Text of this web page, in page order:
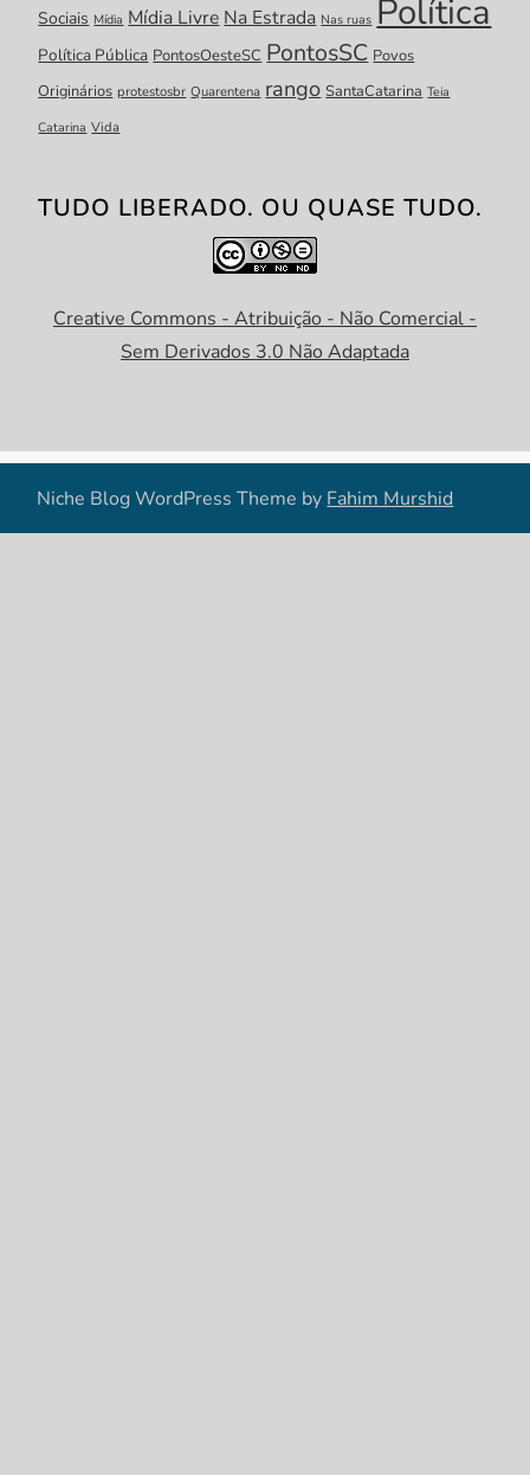
Sociais Mídia Mídia LivreNa Estrada Nas ruas Política
Política Pública PontosOesteSC PontosSC Povos
Originários protestosbr Quarentena rango SantaCatarina Teia
Catarina Vida
TUDO LIBERADO. OU QUASE TUDO.
Creative Commons - Atribuição - Não Comercial -
Sem Derivados 3.0 Não Adaptada
Niche Blog WordPress Theme byFahim Murshid